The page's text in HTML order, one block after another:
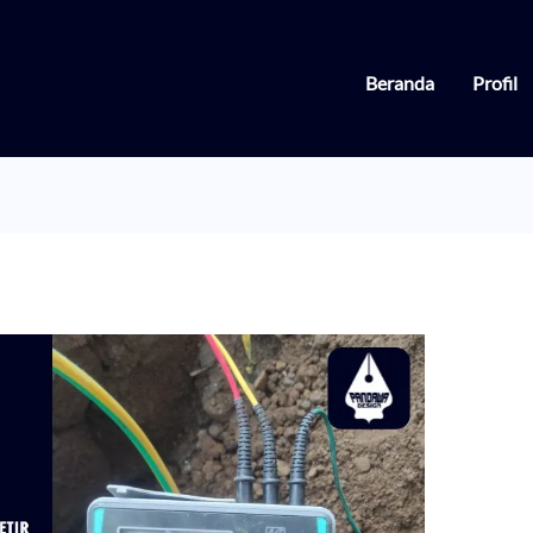
Beranda Profil